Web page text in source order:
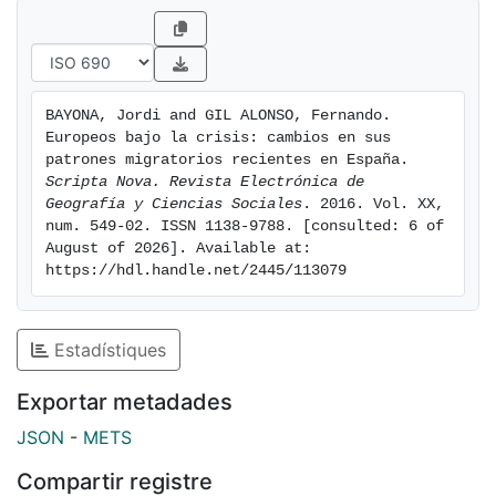
entradas migratorias a España desde 2008, al mismo
tiempo que se observan variaciones significativas en
sus pautas de movilidad interna, tanto en su intensidad
flujos, especialmente en aquellas provincias donde el
sector de la construcción era importante y el impacto
de la crisis ha sido mayor.
BAYONA, Jordi and GIL ALONSO, Fernando.
Europeos bajo la crisis: cambios en sus
Scripta Nova. Revista Electrónica de
Geografía y Ciencias Sociales . 2016. Vol. XX,
num. 549-02. ISSN 1138-9788. [consulted: 6 of
August of 2026]. Available at:
https://hdl.handle.net/2445/113079
Estadístiques
Exportar metadades
JSON - METS
Compartir registre